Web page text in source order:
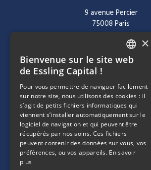
9 avenue Percier
75008 Paris
+ 33 1 40 60 22 30
MENU DE NAVIGATION
SOCIÉTÉ
ÉQUIPE
MENU DE NAVIGATION
STRATÉGIES
FRENCH
×
Bienvenue sur le site web
de Essling Capital !
Pour vous permettre de naviguer facilement
sur notre site, nous utilisons des cookies : il
s’agit de petits fichiers informatiques qui
viennent s’installer automatiquement sur le
logiciel de navigation et qui peuvent être
récupérés par nos soins. Ces fichiers
peuvent contenir des données sur vous, vos
préférences, ou vos appareils. En savoir
plus